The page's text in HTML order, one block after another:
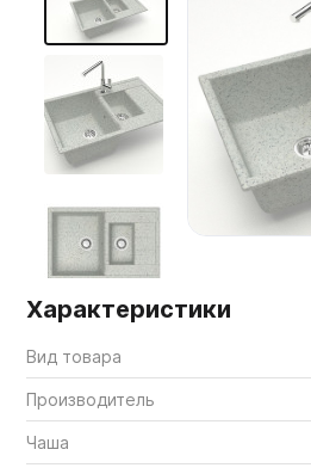
Мебельные образцы, каталоги
Характеристики
Вид товара
Производитель
Чаша